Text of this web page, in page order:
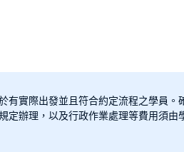
實際出發並且符合約定流程之學員
辦理，以及行政作業處理等費用須